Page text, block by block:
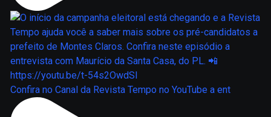
Confira no Canal da Revista Tempo no YouTube a ent